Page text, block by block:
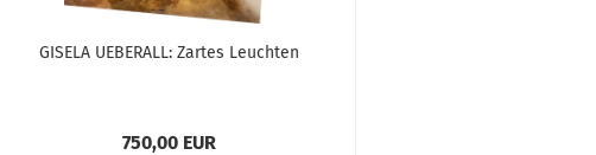
GISELA UEBERALL: Zartes Leuchten
750,00 EUR